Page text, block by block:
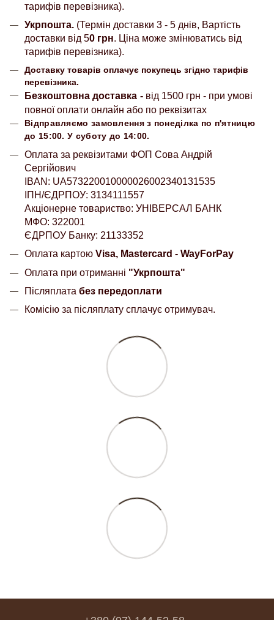
тарифів перевізника).
Укрпошта. (Термін доставки 3 - 5 днів, Вартість
доставки від 50 грн. Ціна може змінюватись від
тарифів перевізника).
Доставку товарів оплачує покупець згідно тарифів
перевізника.
Безкоштовна доставка - від 1500 грн - при умові
повної оплати онлайн або по реквізитах
Відправляємо замовлення з понеділка по п'ятницю
до 15:00. У суботу до 14:00.
Оплата за реквізитами ФОП Сова Андрій
Сергійович
IBAN: UA573220010000026002340131535
ІПН/ЄДРПОУ: 3134111557
Акціонерне товариство: УНІВЕРСАЛ БАНК
МФО: 322001
ЄДРПОУ Банку: 21133352
Оплата картою Visa, Mastercard - WayForPay
Оплата при отриманні "Укрпошта"
Післяплата без передоплати
Комісію за післяплату сплачує отримувач.